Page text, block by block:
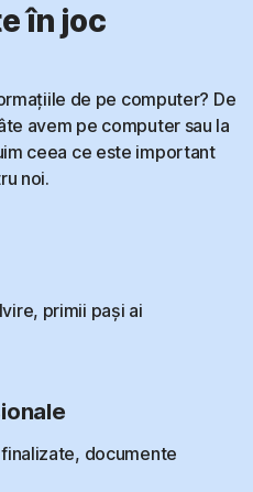
în joc
de pe computer? De
avem pe computer sau la
ceea ce este important
noi.
primii pași ai
documente